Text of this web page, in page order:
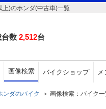
)のホンダ(中古車)一覧
数 2,512台
画像検索 バイクショップ メ
ンダのバイク ＞ 画像検索：バイク